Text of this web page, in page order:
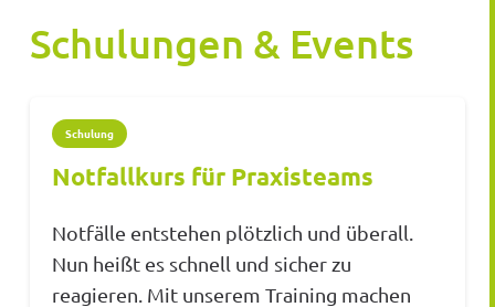
Schulungen & Events
Schulung
Notfallkurs für Praxisteams
Notfälle entstehen plötzlich und überall.
Nun heißt es schnell und sicher zu
reagieren. Mit unserem Training machen